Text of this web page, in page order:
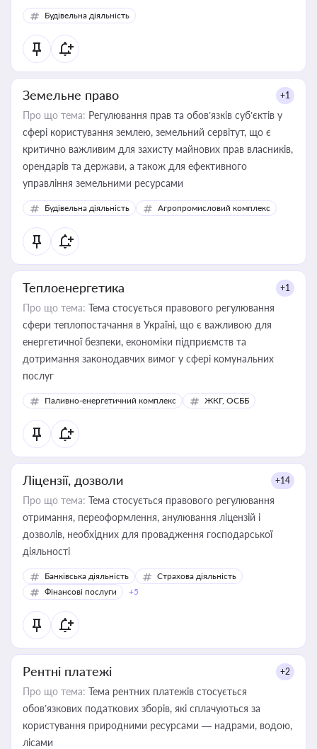
Будівельна діяльність
Земельне право +1
Про що тема: Регулювання прав та обов’язків суб’єктів у
сфері користування землею, земельний сервітут, що є
критично важливим для захисту майнових прав власників,
орендарів та держави, а також для ефективного
управління земельними ресурсами
Будівельна діяльність Агропромисловий комплекс
Теплоенергетика +1
Про що тема: Тема стосується правового регулювання
сфери теплопостачання в Україні, що є важливою для
енергетичної безпеки, економіки підприємств та
дотримання законодавчих вимог у сфері комунальних
послуг
Паливно-енергетичний комплекс ЖКГ, ОСББ
Ліцензії, дозволи +14
Про що тема: Тема стосується правового регулювання
отримання, переоформлення, анулювання ліцензій і
дозволів, необхідних для провадження господарської
діяльності
Банківська діяльність
Страхова діяльність
Фінансові послуги
+5
Рентні платежі +2
Про що тема: Тема рентних платежів стосується
обов’язкових податкових зборів, які сплачуються за
користування природними ресурсами — надрами, водою,
лісами